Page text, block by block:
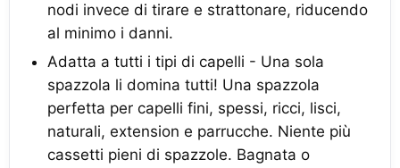
nodi invece di tirare e strattonare, riducendo
al minimo i danni.
Adatta a tutti i tipi di capelli - Una sola
spazzola li domina tutti! Una spazzola
perfetta per capelli fini, spessi, ricci, lisci,
naturali, extension e parrucche. Niente più
cassetti pieni di spazzole. Bagnata o